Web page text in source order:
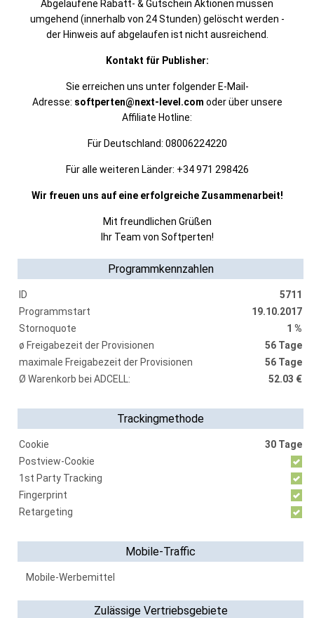
Abgelaufene Rabatt- & Gutschein Aktionen müssen
umgehend (innerhalb von 24 Stunden) gelöscht werden -
der Hinweis auf abgelaufen ist nicht ausreichend.
Kontakt für Publisher:
Sie erreichen uns unter folgender E-Mail-
Adresse: softperten@next-level.com oder über unsere
Affiliate Hotline:
Für Deutschland: 08006224220
Für alle weiteren Länder: +34 971 298426
Wir freuen uns auf eine erfolgreiche Zusammenarbeit!
Mit freundlichen Grüßen
Ihr Team von Softperten!
Programmkennzahlen
ID
5711
Programmstart
19.10.2017
Stornoquote
1 %
ø Freigabezeit der Provisionen
56 Tage
maximale Freigabezeit der Provisionen
56 Tage
Ø Warenkorb bei ADCELL:
52.03 €
Trackingmethode
Cookie
30 Tage
Postview-Cookie
1st Party Tracking
Fingerprint
Retargeting
Mobile-Traffic
Mobile-Werbemittel
Zulässige Vertriebsgebiete